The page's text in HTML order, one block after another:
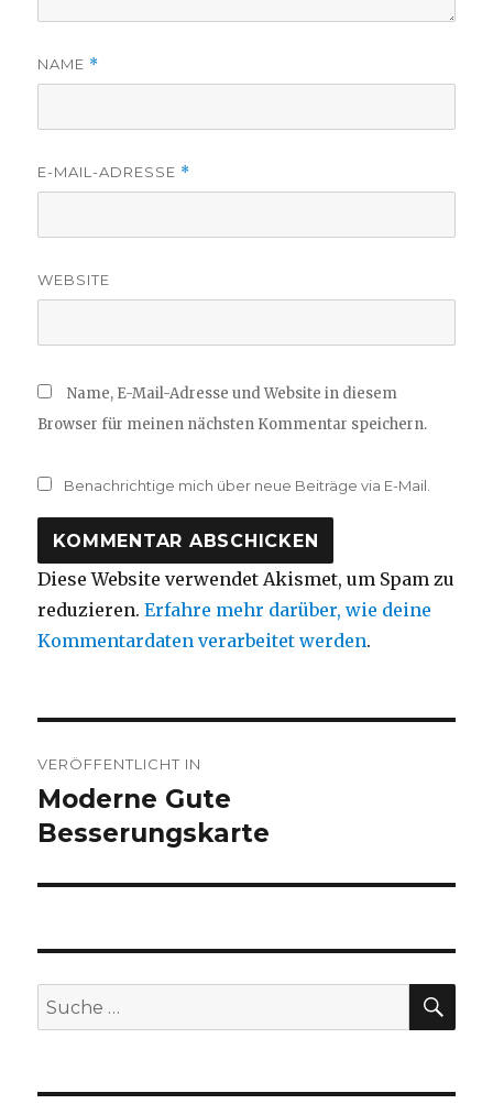
NAME *
E-MAIL-ADRESSE *
WEBSITE
Name, E-Mail-Adresse und Website in diesem
Browser für meinen nächsten Kommentar speichern.
Benachrichtige mich über neue Beiträge via E-Mail.
Diese Website verwendet Akismet, um Spam zu
reduzieren.Erfahre mehr darüber, wie deine
Kommentardaten verarbeitet werden.
VERÖFFENTLICHT IN
Moderne Gute
Besserungskarte
Suche
nach: